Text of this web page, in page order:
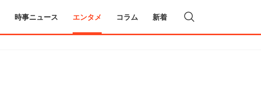
時事ニュース エンタメ コラム 新着